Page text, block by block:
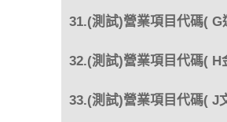
31.(測試)營業項目代碼(
32.(測試)營業項目代碼(
33.(測試)營業項目代碼( J